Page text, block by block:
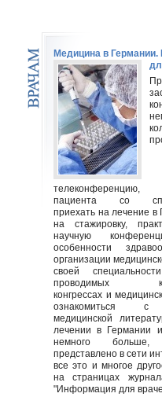
Медицина в
пациента со
приехать на лечение
на стажировку,
научную
особенности
организации
своей
проводимых
конгрессах и
ознакомиться с
медицинской
лечении в Германии
немного
представлено в сети
все это и многое
на страницах
"Информация для